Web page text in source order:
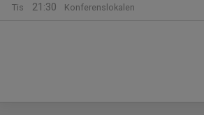
Tis
21:30
Konferenslokalen